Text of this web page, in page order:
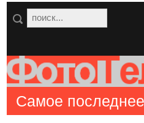
Самое последнее